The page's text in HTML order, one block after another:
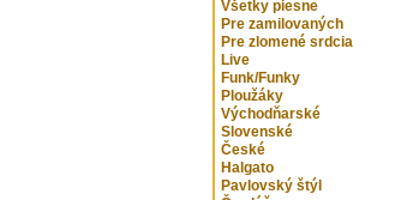
Všetky piesne
Pre zamilovaných
Pre zlomené srdcia
Live
Funk/Funky
Ploužáky
Východňarské
Slovenské
České
Halgato
Pavlovský štýl